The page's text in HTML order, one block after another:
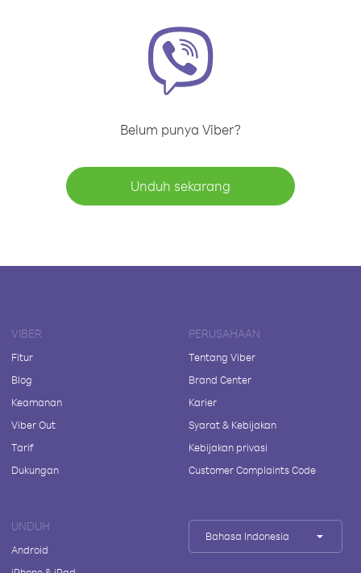
Belum punya Viber?
Unduh sekarang
VIBER
Fitur
Blog
Keamanan
Viber Out
Tarif
Dukungan
PERUSAHAAN
Tentang Viber
Brand Center
Karier
Syarat & Kebijakan
Kebijakan privasi
Customer Complaints Code
UNDUH
Android
Bahasa Indonesia